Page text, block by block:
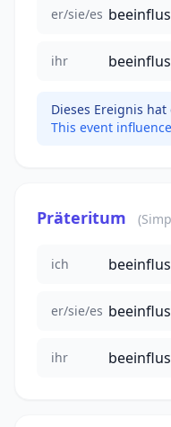
er/sie/es
ihr
Dieses Ereignis
This event
Präteritum
ich
er/sie/es
ihr